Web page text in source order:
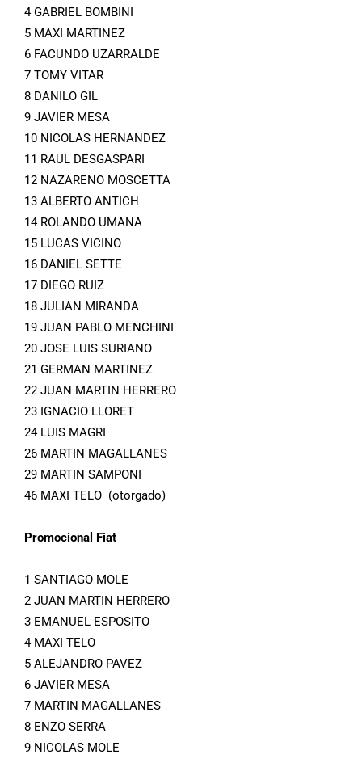
4 GABRIEL BOMBINI
5 MAXI MARTINEZ
6 FACUNDO UZARRALDE
7 TOMY VITAR
8 DANILO GIL
9 JAVIER MESA
10 NICOLAS HERNANDEZ
11 RAUL DESGASPARI
12 NAZARENO MOSCETTA
13 ALBERTO ANTICH
14 ROLANDO UMANA
15 LUCAS VICINO
16 DANIEL SETTE
17 DIEGO RUIZ
18 JULIAN MIRANDA
19 JUAN PABLO MENCHINI
20 JOSE LUIS SURIANO
21 GERMAN MARTINEZ
22 JUAN MARTIN HERRERO
23 IGNACIO LLORET
24 LUIS MAGRI
26 MARTIN MAGALLANES
29 MARTIN SAMPONI
46 MAXI TELO (otorgado)
Promocional Fiat
1 SANTIAGO MOLE
2 JUAN MARTIN HERRERO
3 EMANUEL ESPOSITO
4 MAXI TELO
5 ALEJANDRO PAVEZ
6 JAVIER MESA
7 MARTIN MAGALLANES
8 ENZO SERRA
9 NICOLAS MOLE